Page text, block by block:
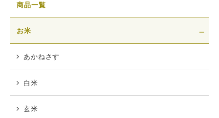
商品一覧
お米
あかねさす
白米
玄米